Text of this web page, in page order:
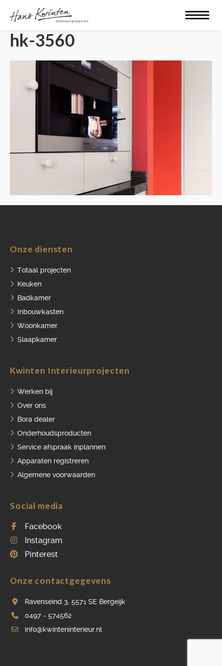
hk-3560
Onze diensten
Totaal projecten
Keuken
Badkamer
Inbouwkasten
Woonkamer
Slaapkamer
Kwinten Interieurprojecten
Werken bij
Over ons
Bora dealer
Onderhoudsproducten
Service afspraak inplannen
Apparaten registreren
Algemene voorwaarden
Social media
Facebook
Instagram
Pinterest
Onze contactgegevens
Ravenseind 3, 5571 SE Bergeijk
0497 - 574562
info@kwinteninterieur.nl
SERVICE AFSPRAAK INPLANNEN
APPARATEN REGISTREREN